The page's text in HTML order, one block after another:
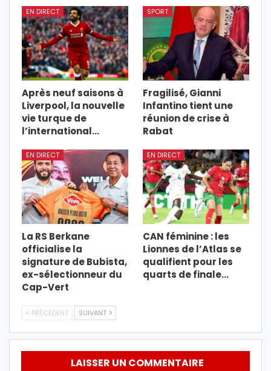
EN DIRECT
Après neuf saisons à
Liverpool, la nouvelle
vie turque de
l’international…
SPORT
Fragilisé, Gianni
Infantino tient une
réunion de crise à
Rabat
EN DIRECT
La RS Berkane
officialise la
signature de Bubista,
ex-sélectionneur du
Cap-Vert
EN DIRECT
CAN féminine : les
Lionnes de l’Atlas se
qualifient pour les
quarts de finale…
PRÉCÉDENT SUIVANT
LAISSER UN COMMENTAIRE